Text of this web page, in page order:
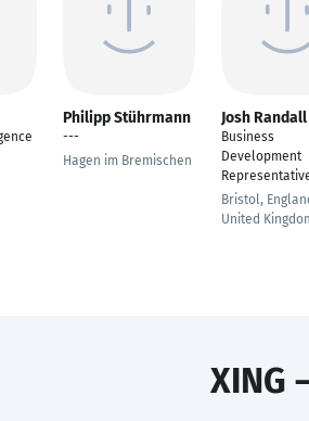
Philipp Stührmann
---
Hagen im Bremischen
Josh Randall
Business
Development
Bristol,
United
XING